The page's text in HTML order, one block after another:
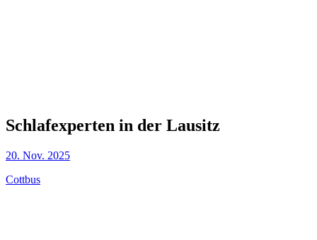
Schlafexperten in der Lausitz
20. Nov. 2025
Cottbus